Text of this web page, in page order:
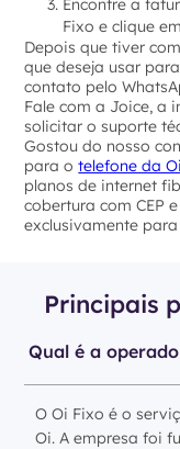
Encontre a
Fixo e clique
Depois que tiver
que deseja usar
contato pelo
Fale com a Joice, a
solicitar o suporte
Gostou do nosso
para otelefone da Oi
planos de internet
cobertura com CEP
exclusivamente
Principais
Qual é a
O Oi Fixo é o
Oi. A empresa foi